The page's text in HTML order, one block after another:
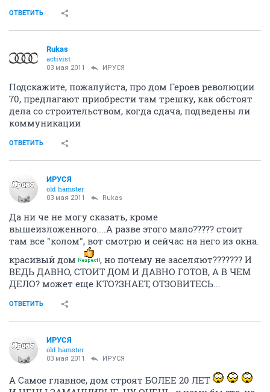
ОТВЕТИТЬ
Rukas
activist
03 мая 2011 ИРУСЯ
Подскажите, пожалуйста, про дом Героев революции
70, предлагают приобрести там трешку, как обстоят
дела со строительством, когда сдача, подведены ли
коммуникации
ОТВЕТИТЬ
ИРУСЯ
old hamster
03 мая 2011 Rukas
Да ни че не могу сказать, кроме
вышеизложенного....А разве этого мало????? стоит
там все "колом", вот смотрю и сейчас на него из окна.
красивый дом
, но почему не заселяют??????? И
ВЕДЬ ДАВНО, СТОИТ ДОМ И ДАВНО ГОТОВ, А В ЧЕМ
ДЕЛО? может еще КТО?ЗНАЕТ, ОТЗОВИТЕСЬ...
ОТВЕТИТЬ
ИРУСЯ
old hamster
03 мая 2011 ИРУСЯ
А Самое главное, дом строят БОЛЕЕ 20 ЛЕТ